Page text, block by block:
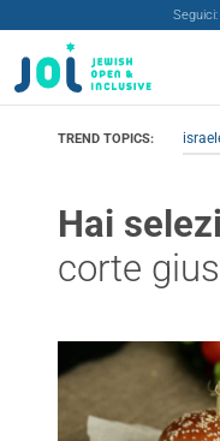
Seguici:
TREND TOPICS:
Hai
corte